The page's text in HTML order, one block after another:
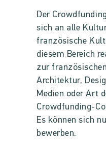
Der
sich an alle
französische
diesem Bereich
zur
Architektur,
Medien oder Art
Crowdfunding-
Es können sich
bewerben.